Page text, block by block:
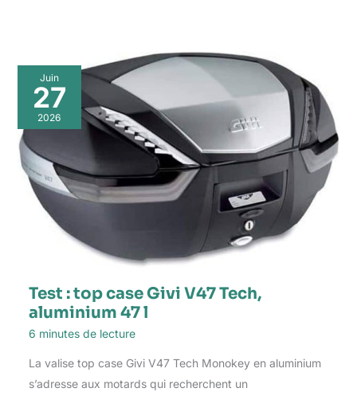
Juin
27
2026
Test : top case Givi V47 Tech,
aluminium 47 l
6 minutes de lecture
La valise top case Givi V47 Tech Monokey en aluminium
s’adresse aux motards qui recherchent un